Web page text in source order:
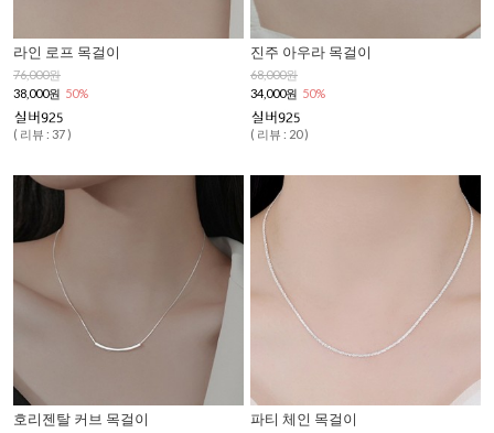
라인 로프 목걸이
76,000원
38,000원 50%
( 리뷰 : 37 )
진주 아우라 목걸이
68,000원
34,000원 50%
( 리뷰 : 20 )
호리젠탈 커브 목걸이 파티 체인 목걸이